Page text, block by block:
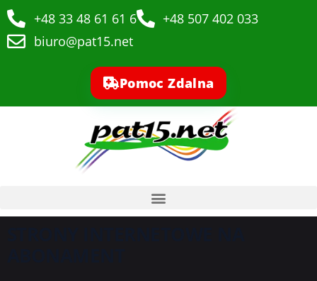
+48 33 48 61 61 6
+48 507 402 033
biuro@pat15.net
Pomoc Zdalna